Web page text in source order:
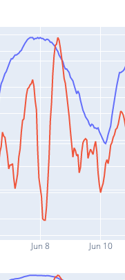
Jun 8 Jun 10